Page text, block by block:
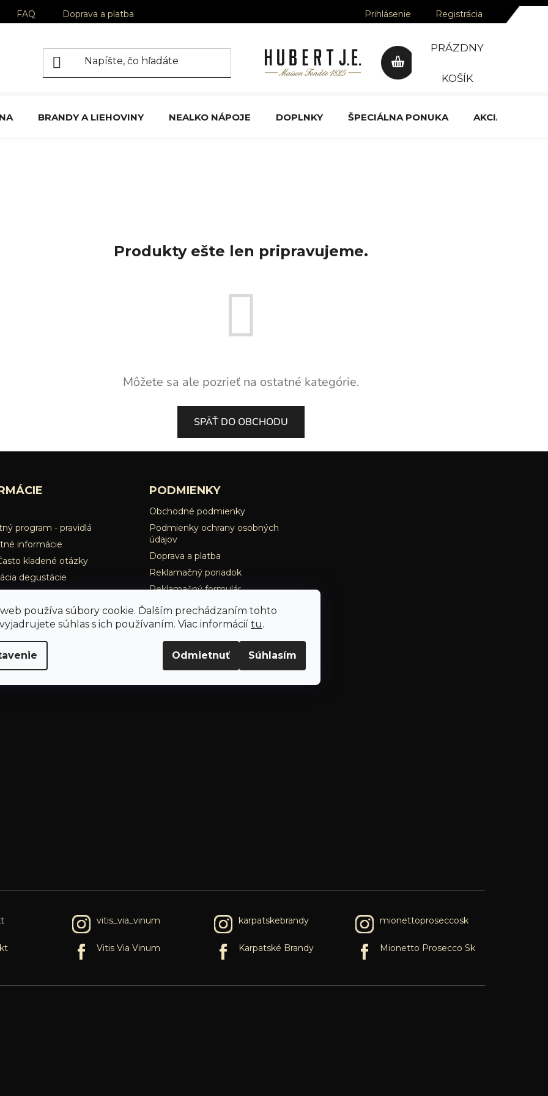
používa súbory cookie. Ďalším prechádzaním tohto
súhlas s ich používaním. Viac informácií tu.
Odmietnuť Súhlasím
FAQ Doprava a platba Prihlásenie Registrácia
NÁKUPNÝ
PRÁZDNY
KOŠÍK
BRANDY A LIEHOVINY NEALKO NÁPOJE DOPLNKY ŠPECIÁLNA PONUKA AKCIA
Produkty ešte len pripravujeme.
Môžete sa ale pozrieť na ostatné kategórie.
SPÄŤ DO OBCHODU
program - pravidlá
informácie
kladené otázky
degustácie
PODMIENKY
Obchodné podmienky
Podmienky ochrany osobných
údajov
Doprava a platba
Reklamačný poriadok
Reklamačný formulár
Odstúpenie od zmluvy
Používanie cookies
vitis_via_vinum
Vitis Via Vinum
karpatskebrandy
Karpatské Brandy
mionettoproseccosk
Mionetto Prosecco Sk